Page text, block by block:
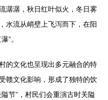
潺潺，秋日红叶似火，冬日雾
水流从峭壁上飞泻而下，在阳
”。
的文化也呈现出多元融合的特
赣文化影响，形成了独特的饮
节”，村民们会重演古时关隘